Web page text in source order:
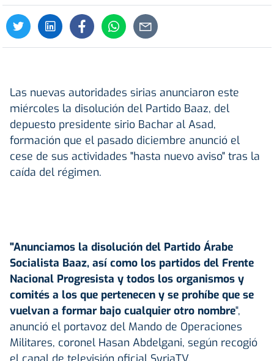
Las nuevas autoridades sirias anunciaron este
miércoles la disolución del Partido Baaz, del
depuesto presidente sirio Bachar al Asad,
formación que el pasado diciembre anunció el
cese de sus actividades "hasta nuevo aviso" tras la
caída del régimen.
"Anunciamos la disolución del Partido Árabe
Socialista Baaz, así como los partidos del Frente
Nacional Progresista y todos los organismos y
comités a los que pertenecen y se prohíbe que se
vuelvan a formar bajo cualquier otro nombre",
anunció el portavoz del Mando de Operaciones
Militares, coronel Hasan Abdelgani, según recogió